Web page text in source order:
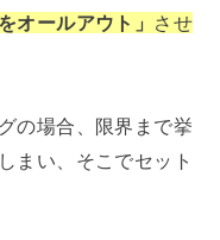
オールアウト」 させ
の場合、限界まで挙
まい、そこでセット